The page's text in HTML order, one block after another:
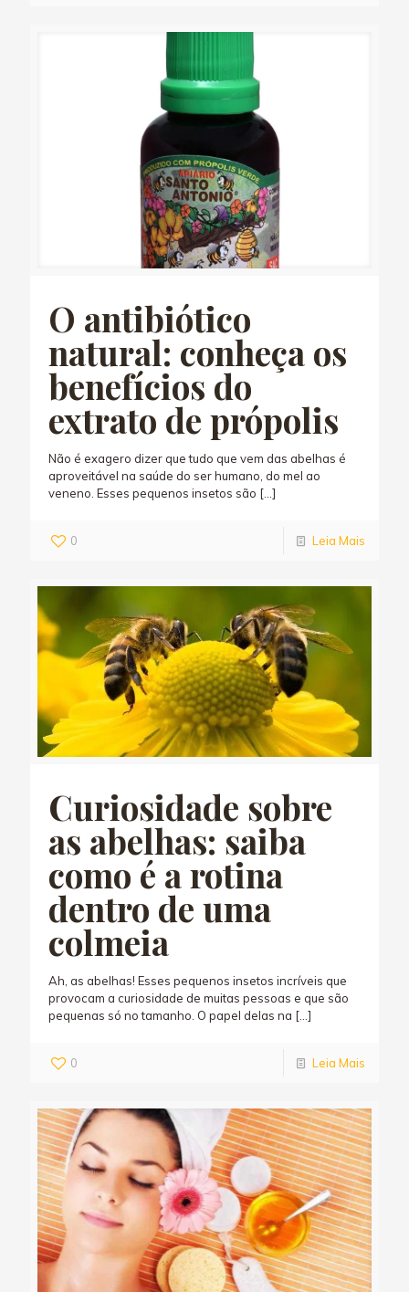
O antibiótico
natural: conheça os
benefícios do
extrato de própolis
Não é exagero dizer que tudo que vem das abelhas é
aproveitável na saúde do ser humano, do mel ao
veneno. Esses pequenos insetos são […]
0 Leia Mais
Curiosidade sobre
as abelhas: saiba
como é a rotina
dentro de uma
colmeia
Ah, as abelhas! Esses pequenos insetos incríveis que
provocam a curiosidade de muitas pessoas e que são
pequenas só no tamanho. O papel delas na […]
0 Leia Mais